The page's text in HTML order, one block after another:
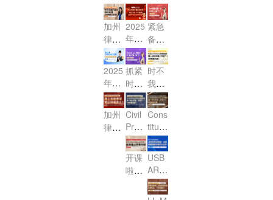
分策
略
点，
带你
突
破‘小
法’失
分重
灾
区！"
心，
稳-p
ass
高
分！
效路
径
器
+万
能公
式
——
第二
弹
（PT
篇）！
器
+万
能公
式
——
第一
弹
（Es
say
篇）！
eal P
roper
ty物
权法
第二
讲公
开
课，
亮相
啦！
法治
格局
下，
USB
AR与
香港
OLQ
E的
职业
突围
之路
赋
能：
涉外
法律
职场
变革
与机
遇 暨
威普
爱生
教育
BAR
报名
开始
啦！
你准
备好
了
吗？
名进
行
中，
4月3
0日
前提
交申
请省
下延
迟
费！
加州
律考
MBE
改M
C
Q！7
月律
考新
动态
2025
年蛇
年新
春首
播 灵
蛇献
瑞，
首战
必
胜！
紧急
备
战！
2025
年CA
BAR
考试
临
近！
2025
年2
月CA
BAR
考前
准备
抓紧
时
间！
2025
CAB
AR报
名已
启
动！
时不
我
待：
2025
CAB
AR报
名通
道已
开
放！
Fede
加州
律师
Civil
Proc
edur
e民
诉
法：
Cons
titutio
nal L
aw宪
法：
第一
讲
开课
啦：
USB
AR·
美国
律考